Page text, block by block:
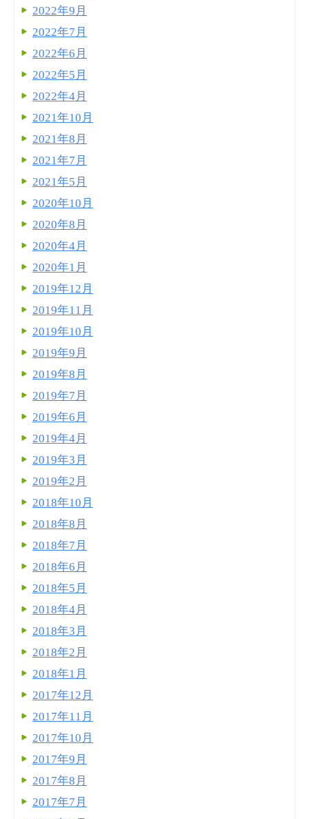
2022年9月
2022年7月
2022年6月
2022年5月
2022年4月
2021年10月
2021年8月
2021年7月
2021年5月
2020年10月
2020年8月
2020年4月
2020年1月
2019年12月
2019年11月
2019年10月
2019年9月
2019年8月
2019年7月
2019年6月
2019年4月
2019年3月
2019年2月
2018年10月
2018年8月
2018年7月
2018年6月
2018年5月
2018年4月
2018年3月
2018年2月
2018年1月
2017年12月
2017年11月
2017年10月
2017年9月
2017年8月
2017年7月